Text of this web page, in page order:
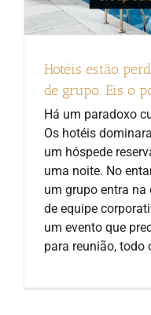
Hotéis estão
de grupo. Eis o
Há um paradoxo
Os hotéis
um hóspede
uma noite. No
um grupo entra na
de equipe
um evento que
para reunião, todo